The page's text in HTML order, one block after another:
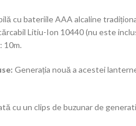
cu bateriile AAA alcaline
Litiu-Ion 10440 (nu este
10m.
Generația nouă a acestei
cu un clips de buzunar de